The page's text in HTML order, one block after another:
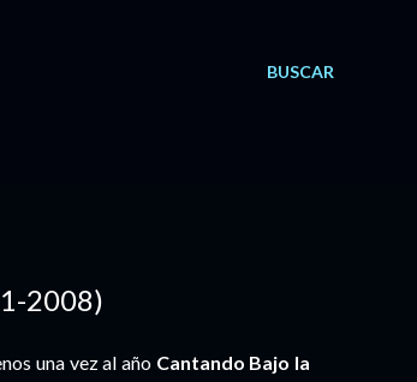
BUSCAR
2008)
una vez al año Cantando Bajo la